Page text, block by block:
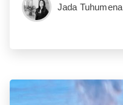
Jada Tuhumena